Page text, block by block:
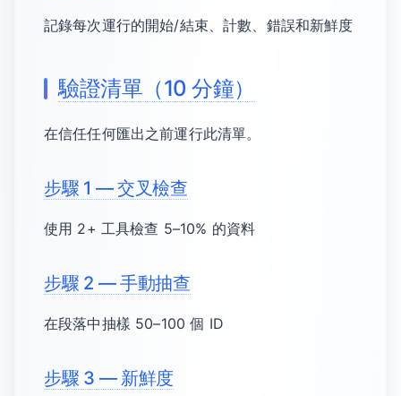
記錄每次運行的開始/結束、計數、錯誤和新鮮度
驗證清單（10 分鐘）
在信任任何匯出之前運行此清單。
步驟 1 — 交叉檢查
使用 2+ 工具檢查 5–10% 的資料
步驟 2 — 手動抽查
在段落中抽樣 50–100 個 ID
步驟 3 — 新鮮度